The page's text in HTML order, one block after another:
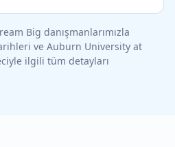
Big danışmanlarımızla
ve Auburn University at
ilgili tüm detayları